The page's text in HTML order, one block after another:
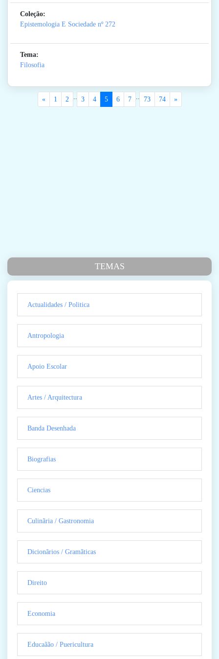
Coleção:
Epistemologia E Sociedade nº 272
Tema:
Filosofia
« 1 2 .. 3 4 5 6 7 .. 73 74 »
TEMAS
Actualidades / Politica
Antropologia
Apoio Escolar
Artes / Arquitectura
Banda Desenhada
Biografias
Ciencias
Culinãria / Gastronomia
Dicionãrios / Gramãticas
Direito
Economia
Educaãão / Puericultura